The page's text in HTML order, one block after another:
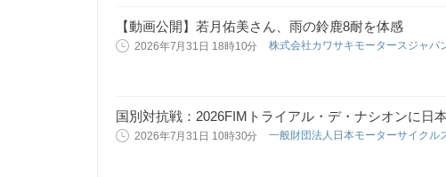
【動画公開】若月佑美さん、雨の鈴鹿8耐を体感
2026年7月31日 18時10分 株式会社カワサキモータースジャパ
国別対抗戦：2026FIMトライアル・デ・ナシオンに日
2026年7月31日 10時30分 一般財団法人日本モーターサイクル